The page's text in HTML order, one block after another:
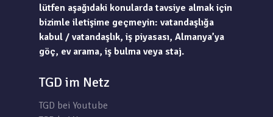
lütfen aşağıdaki konularda tavsiye almak için
bizimle iletişime geçmeyin: vatandaşlığa
kabul / vatandaşlık, iş piyasası, Almanya’ya
göç, ev arama, iş bulma veya staj.
TGD im Netz
TGD bei Youtube